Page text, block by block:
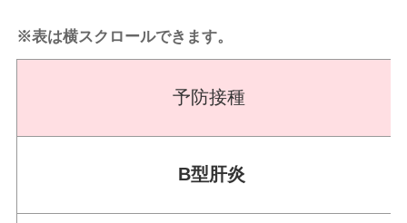
※表は横スクロールできます。
予防接種
B型肝炎